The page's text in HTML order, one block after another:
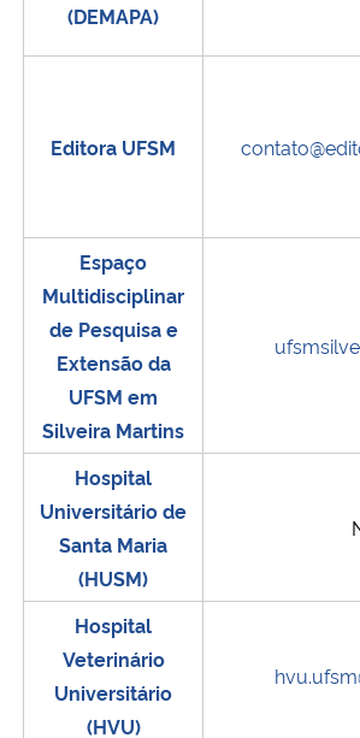
(DEMAPA)
Editora UFSM
Espaço
Multidisciplinar
de Pesquisa e
Extensão da
UFSM em
Silveira Martins
Hospital
Universitário de
Santa Maria
(HUSM)
Hospital
Veterinário
Universitário
(HVU)